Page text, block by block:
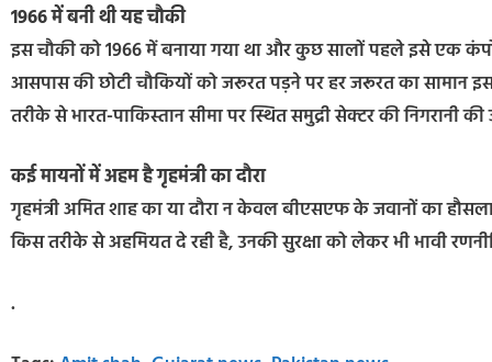
1966 में बनी थी यह चौकी
इस चौकी को 1966 में बनाया गया था और कुछ सालों पहले इसे एक
आसपास की छोटी चौकियों को जरूरत पड़ने पर हर जरूरत का सामान
तरीके से भारत-पाकिस्तान सीमा पर स्थित समुद्री सेक्टर की निगरानी
कई मायनों में अहम है गृहमंत्री का दौरा
गृहमंत्री अमित शाह का या दौरा न केवल बीएसएफ के जवानों का
किस तरीके से अहमियत दे रही है, उनकी सुरक्षा को लेकर भी भावी
.